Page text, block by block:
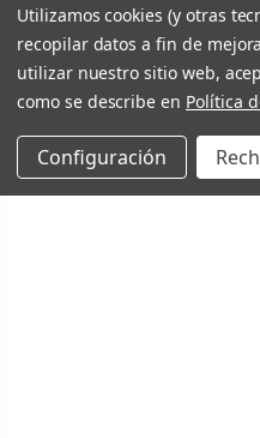
Utilizamos cookies (y otras
recopilar datos a fin de
utilizar nuestro sitio web,
como se describe en Política
Configuración